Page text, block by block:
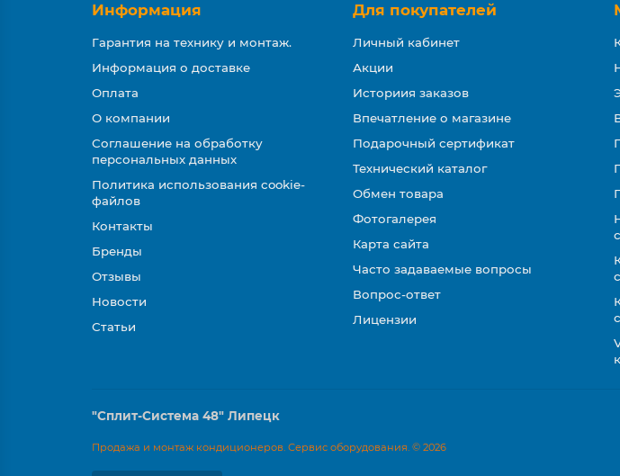
Информация
Гарантия на технику и монтаж.
Информация о доставке
Оплата
О компании
Соглашение на обработку
персональных данных
Политика использования cookie-
файлов
Контакты
Бренды
Отзывы
Новости
Статьи
Для покупателей
Личный кабинет
Акции
Историия заказов
Впечатление о магазине
Подарочный сертификат
Технический каталог
Обмен товара
Фотогалерея
Карта сайта
Часто задаваемые вопросы
Вопрос-ответ
Лицензии
"Сплит-Система 48" Липецк
Продажа и монтаж кондиционеров. Сервис оборудования. © 2026